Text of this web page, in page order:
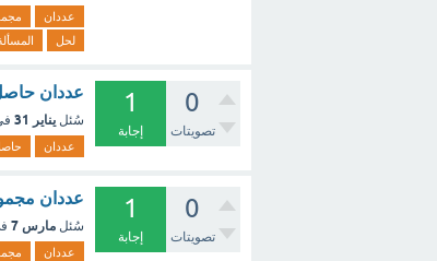
عددان
لحل
0
تصويتات
1
إجابة
عددان حاصل ضربهما 30 والفرق
سُئل يناير 31
عددان
0
تصويتات
1
إجابة
عددان مجموعهما ۹ و حاصل
سُئل مارس 7
عددان